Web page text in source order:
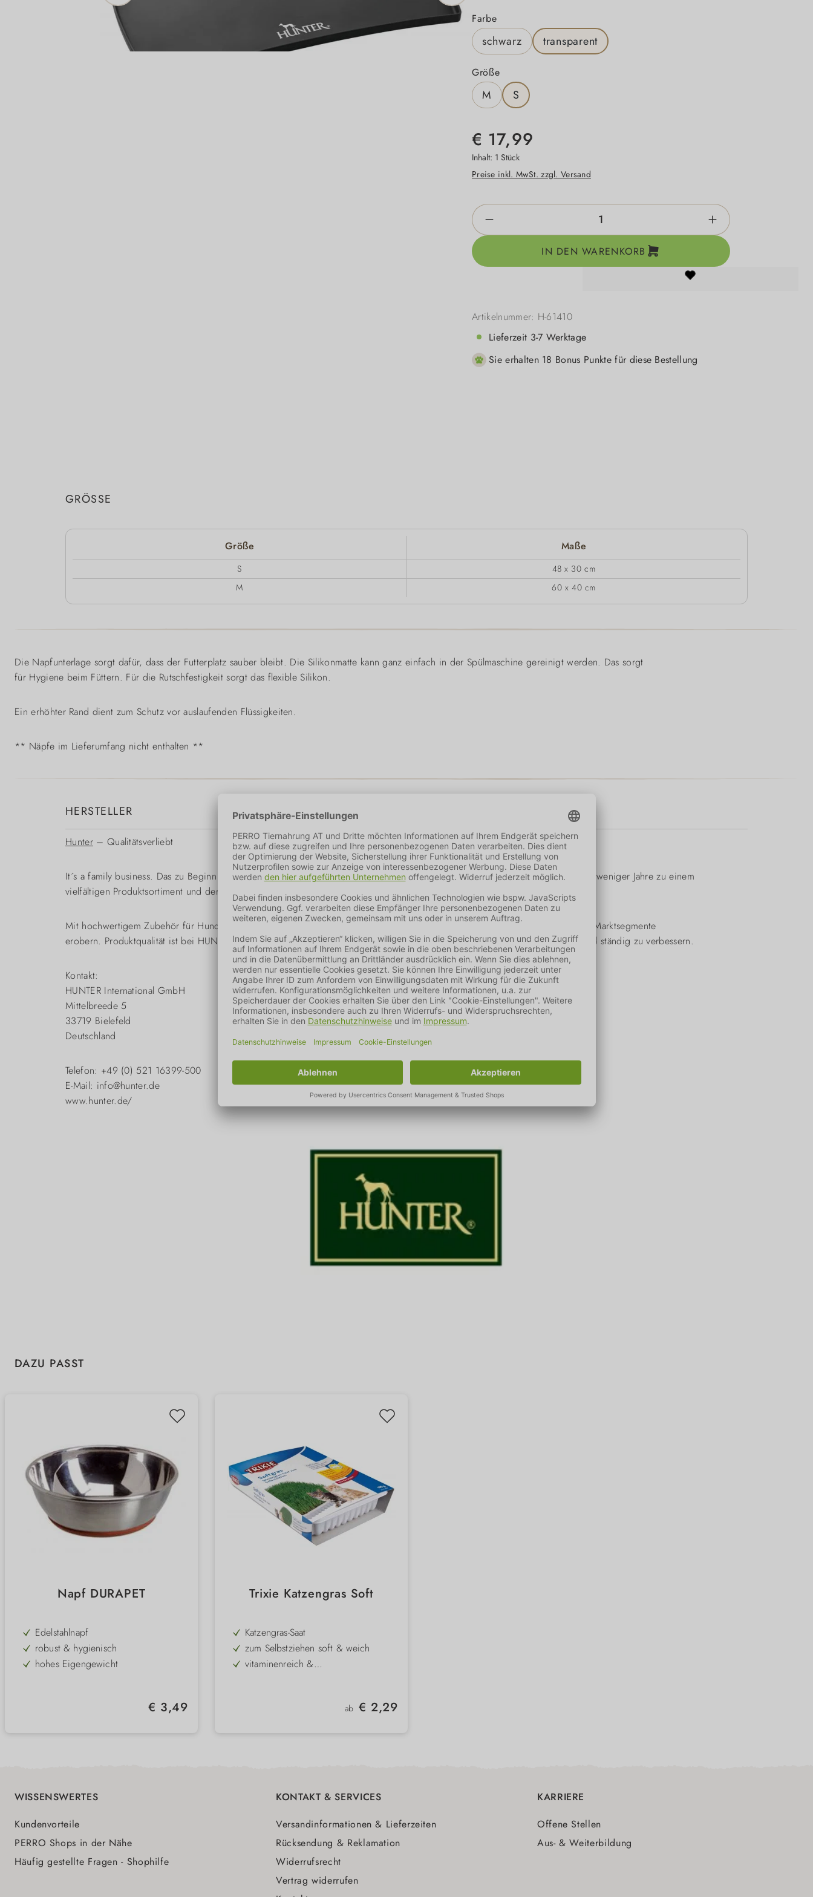
Farbeauswählen
schwarz transparent
Größeauswählen
M S
€ 17,99
Inhalt: 1 Stück
Preise inkl. MwSt. zzgl. Versand
Produkt Anzahl: Gib den gewünschten Wert ein oder
IN DEN WARENKORB
Artikelnummer: H-61410
Lieferzeit 3-7 Werktage
Sie erhalten 18 Bonus Punkte für diese Bestellung
GRÖSSE
Größe Maße
S
48 x 30 cm
M
60 x 40 cm
Die Napfunterlage sorgt dafür, dass der Futterplatz sauber bleibt. Die Silikonmatte kann ganz einfach in der Spülmaschine gereinigt werden. Das sorgt
für Hygiene beim Füttern. Für die Rutschfestigkeit sorgt das flexible Silikon.
Ein erhöhter Rand dient zum Schutz vor auslaufenden Flüssigkeiten.
** Näpfe im Lieferumfang nicht enthalten **
HERSTELLER
Hunter– Qualitätsverliebt
It´s a family business. Das zu Beginn schlanke Sortiment in Deutschland gefertigter Lederaccessoires entwickelte sich innerhalb weniger Jahre zu einem
vielfältigen Produktsortiment und der Unternehmensname HUNTER zu einer wahren Markengröße in der Heimtierbranche.
Mit hochwertigem Zubehör für Hunde und Katze sowie modischen Accessoires konnte das Familienunternehmen schnell neue Marktsegmente
erobern. Produktqualität ist bei HUNTER eine Selbstverständlichkeit. Es gehört zur Firmenphilosophie, diese sicherzustellen und ständig zu verbessern.
Kontakt:
HUNTER International GmbH
Mittelbreede 5
33719 Bielefeld
Deutschland
Telefon: +49 (0) 521 16399-500
E-Mail: info@hunter.de
www.hunter.de/
Produktgalerie überspringen
DAZU PASST
Napf DURAPET
Edelstahlnapf
robust & hygienisch
hohes Eigengewicht
Regulärer Preis:
€ 3,49
Trixie Katzengras Soft
Katzengras-Saat
zum Selbstziehen soft & weich
vitaminenreich &
Regulärer Preis:
ab € 2,29
WISSENSWERTES
Kundenvorteile
PERRO Shops in der Nähe
Häufig gestellte Fragen - Shophilfe
KONTAKT & SERVICES
Versandinformationen & Lieferzeiten
Rücksendung & Reklamation
Widerrufsrecht
Vertrag widerrufen
KARRIERE
Offene Stellen
Aus- & Weiterbildung